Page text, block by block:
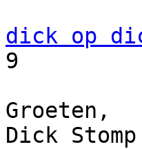
dick op
9
Groeten,
Dick Stomp